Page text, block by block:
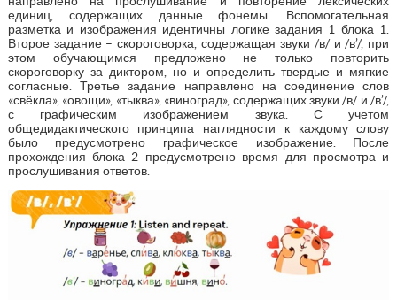
единиц, содержащих данные фонемы. Вспомогательная
разметка и изображения идентичны логике задания 1 блока 1.
Второе задание – скороговорка, содержащая звуки /в/ и /в’/, при
этом обучающимся предложено не только повторить
скороговорку за диктором, но и определить твердые и мягкие
согласные. Третье задание направлено на соединение слов
«свёкла», «овощи», «тыква», «виноград», содержащих звуки /в/ и /в’/,
с графическим изображением звука. С учетом
общедидактического принципа наглядности к каждому слову
было предусмотрено графическое изображение. После
прохождения блока 2 предусмотрено время для просмотра и
прослушивания ответов.